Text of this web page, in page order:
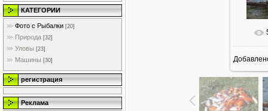
КАТЕГОРИИ
Фото с Рыбалки [20]
Природа [32]
Уловы [23]
Машины [30]
регистрация
Реклама